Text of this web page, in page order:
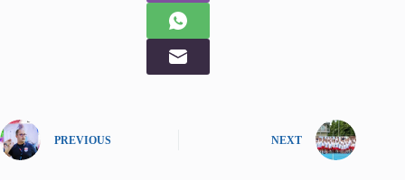
PREVIOUS NEXT